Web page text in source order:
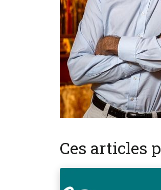
Ces articles